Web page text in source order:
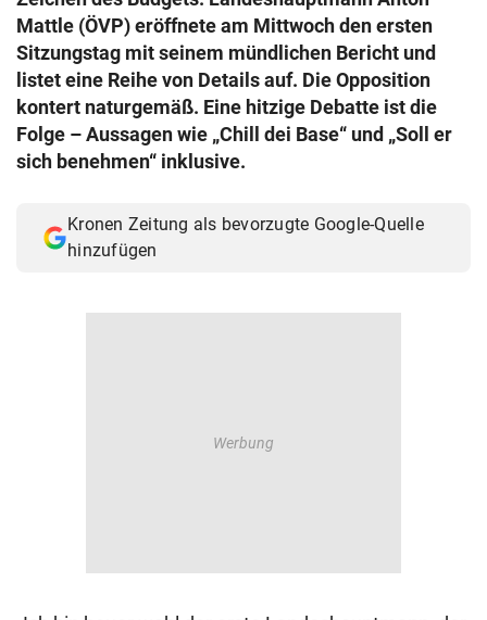
Mattle (ÖVP) eröffnete am Mittwoch den ersten
Sitzungstag mit seinem mündlichen Bericht und
listet eine Reihe von Details auf. Die Opposition
kontert naturgemäß. Eine hitzige Debatte ist die
Folge – Aussagen wie „Chill dei Base“ und „Soll er
sich benehmen“ inklusive.
Kronen Zeitung als bevorzugte Google-Quelle
hinzufügen